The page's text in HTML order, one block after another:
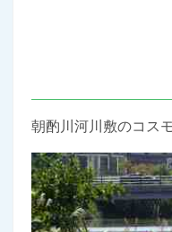
朝酌川河川敷のコス